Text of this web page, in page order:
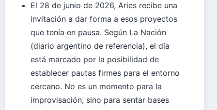
El 28 de junio de 2026, Aries recibe una
invitación a dar forma a esos proyectos
que tenía en pausa. Según La Nación
(diario argentino de referencia), el día
está marcado por la posibilidad de
establecer pautas firmes para el entorno
cercano. No es un momento para la
improvisación, sino para sentar bases